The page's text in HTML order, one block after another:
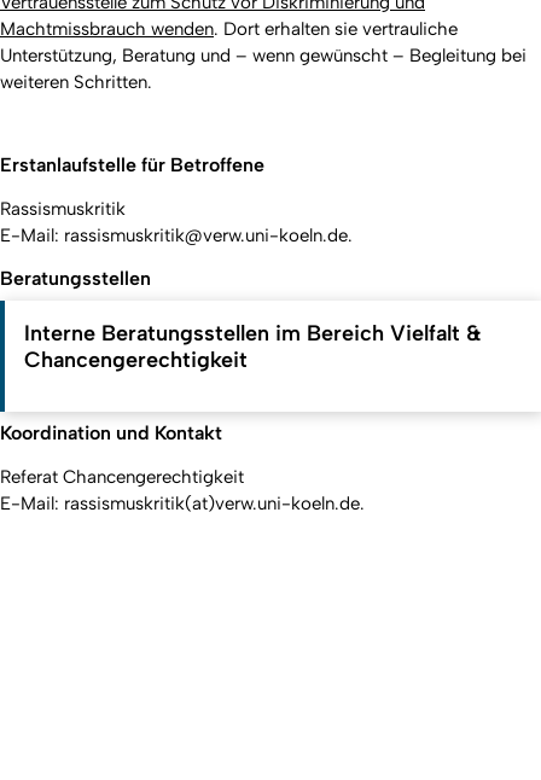
Machtmissbrauch wenden. Dort erhalten sie vertrauliche
Unterstützung, Beratung und – wenn gewünscht – Begleitung bei
weiteren Schritten.
Erstanlaufstelle für Betroffene
Rassismuskritik
E-Mail: rassismuskritik@verw.uni-koeln.de.
Beratungsstellen
Interne Beratungsstellen im Bereich Vielfalt &
Chancengerechtigkeit
Koordination und Kontakt
Referat Chancengerechtigkeit
E-Mail: rassismuskritik(at)verw.uni-koeln.de.